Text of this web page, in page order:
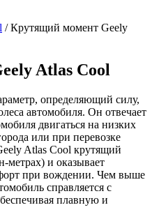
/ Крутящий момент Geely
Atlas Cool
определяющий силу,
автомобиля. Он отвечает
двигаться на низких
или при перевозке
Atlas Cool крутящий
метрах) и оказывает
при вождении. Чем выше
справляется с
плавную и